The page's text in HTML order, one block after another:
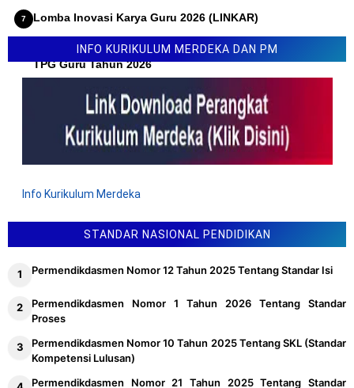
Lomba Inovasi Karya Guru 2026 (LINKAR)
Permendikdasmen Nomor 10 Tahun 2026 Tentang Juknis
TPG Guru Tahun 2026
INFO KURIKULUM MERDEKA DAN PM
Info Kurikulum Merdeka
STANDAR NASIONAL PENDIDIKAN
Permendikdasmen Nomor 12 Tahun 2025 Tentang Standar Isi
Permendikdasmen Nomor 1 Tahun 2026 Tentang Standar
Proses
Permendikdasmen Nomor 10 Tahun 2025 Tentang SKL (Standar
Kompetensi Lulusan)
Permendikdasmen Nomor 21 Tahun 2025 Tentang Standar